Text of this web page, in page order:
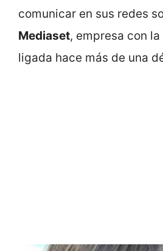
comunicar en sus redes
Mediaset, empresa con
ligada hace más de una